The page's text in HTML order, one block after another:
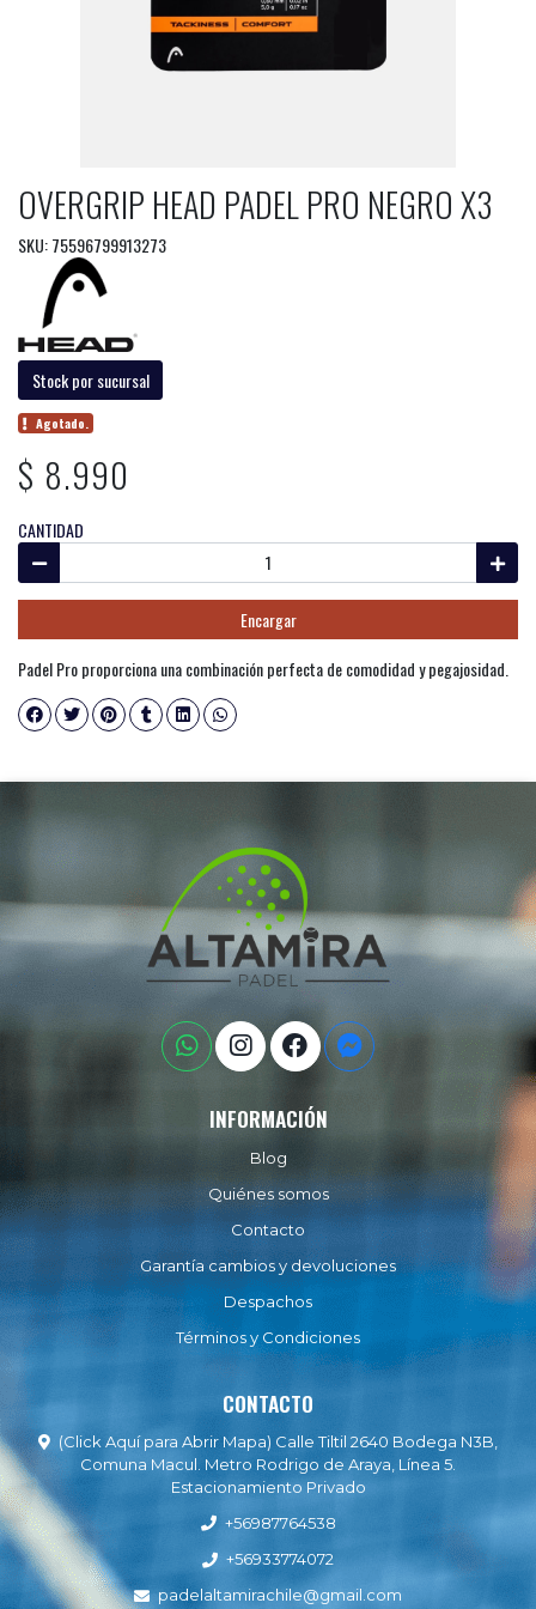
OVERGRIP HEAD PADEL PRO NEGRO X3
SKU: 75596799913273
Stock por sucursal
Agotado.
$ 8.990
CANTIDAD
Encargar
Padel Pro proporciona una combinación perfecta de comodidad y pegajosidad.
INFORMACIÓN
Blog
Quiénes somos
Contacto
Garantía cambios y devoluciones
Despachos
Términos y Condiciones
CONTACTO
(Click Aquí para Abrir Mapa) Calle Tiltil 2640 Bodega N3B,
Comuna Macul. Metro Rodrigo de Araya, Línea 5.
Estacionamiento Privado
+56987764538
+56933774072
padelaltamirachile@gmail.com